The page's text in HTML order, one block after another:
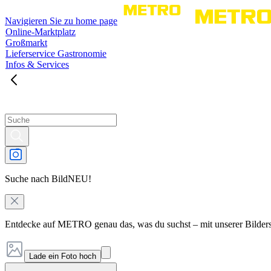
Navigieren Sie zu home page
Online-Marktplatz
Großmarkt
Lieferservice Gastronomie
Infos & Services
Suche nach BildNEU!
Entdecke auf METRO genau das, was du suchst – mit unserer
Lade ein Foto hoch